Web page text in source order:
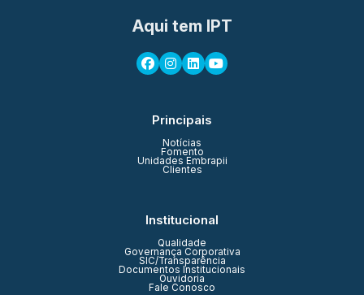
Aqui tem IPT
Principais
Notícias
Fomento
Unidades Embrapii
Clientes
Institucional
Qualidade
Governança Corporativa
SIC/Transparência
Documentos Institucionais
Ouvidoria
Fale Conosco